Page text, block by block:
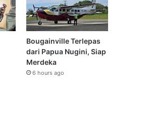
Bougainville Terlepas
dari Papua Nugini, Siap
Merdeka
6 hours ago